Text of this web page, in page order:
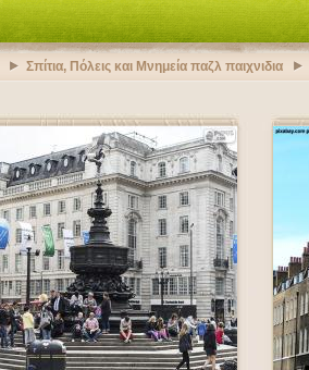
Σπίτια, Πόλεις και Μνημεία παζλ παιχνιδια